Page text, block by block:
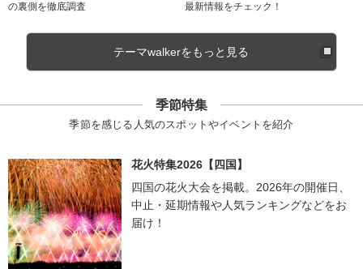
の裏側を徹底調査
最新情報をチェック！
テーマwalkerをもっと見る
季節特集
季節を感じる人気のスポットやイベントを紹介
花火特集2026【四国】
四国の花火大会を掲載。2026年の開催日、
中止・延期情報や人気ランキングなどをお
届け！